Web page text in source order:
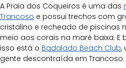
A Praia dos Coqueiros é uma das
Trancoso e possui trechos com
cristalino e recheado de piscinas
meio aos corais na maré baixa. E
isso está o Badalado Beach Club,
gente descontraída em Trancoso.